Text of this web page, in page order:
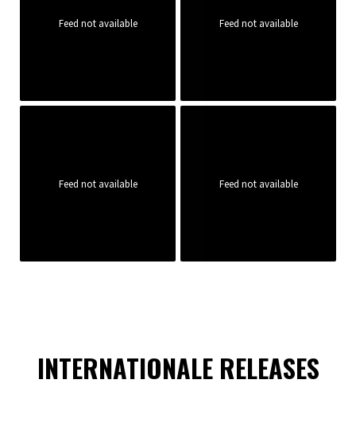
Feed not available Feed not available
Feed not available Feed not available
INTERNATIONALE RELEASES